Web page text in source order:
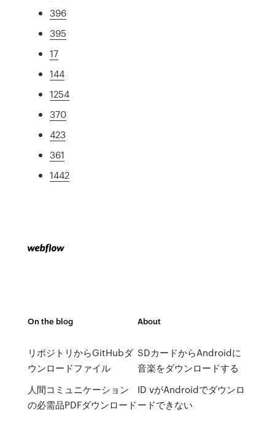
396
395
17
144
1254
370
423
361
1442
On the blog
リポジトリからGitHubダ
ウンロードファイル
人間コミュニケーション
の必需品PDFダウンロード
About
SDカードからAndroidに
音楽をダウンロードする
ID vがAndroidでダウンロ
ードできない